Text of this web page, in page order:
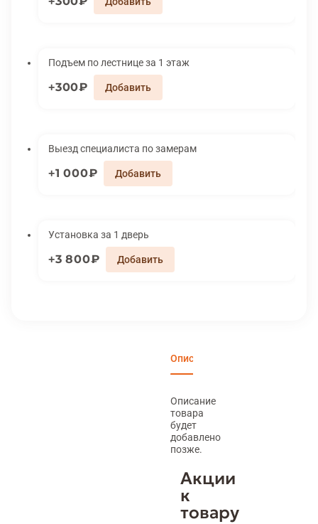
Подъем по лестнице за 1 этаж
300₽
Выезд специалиста по замерам
1 000₽
Установка за 1 дверь
3 800₽
Описание
Описание
товара
будет
добавлено
позже.
Акции
к
товару